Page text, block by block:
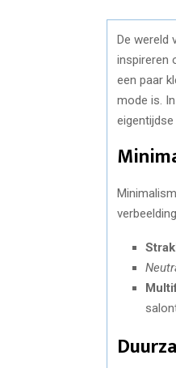
De wereld
inspireren
een paar
mode is.
eigentijdse